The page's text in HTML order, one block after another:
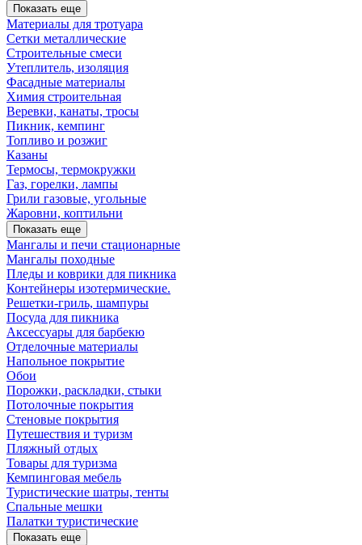
Показать еще
Материалы для тротуара
Сетки металлические
Строительные смеси
Утеплитель, изоляция
Фасадные материалы
Химия строительная
Веревки, канаты, тросы
Пикник, кемпинг
Топливо и розжиг
Казаны
Термосы, термокружки
Газ, горелки, лампы
Грили газовые, угольные
Жаровни, коптильни
Показать еще
Мангалы и печи стационарные
Мангалы походные
Пледы и коврики для пикника
Контейнеры изотермические.
Решетки-гриль, шампуры
Посуда для пикника
Аксессуары для барбекю
Отделочные материалы
Напольное покрытие
Обои
Порожки, раскладки, стыки
Потолочные покрытия
Стеновые покрытия
Путешествия и туризм
Пляжный отдых
Товары для туризма
Кемпинговая мебель
Туристические шатры, тенты
Спальные мешки
Палатки туристические
Показать еще